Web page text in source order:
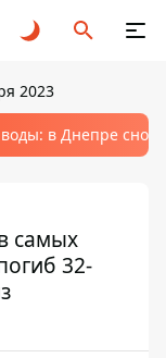
2023
воды: в Днепре
самых
32-